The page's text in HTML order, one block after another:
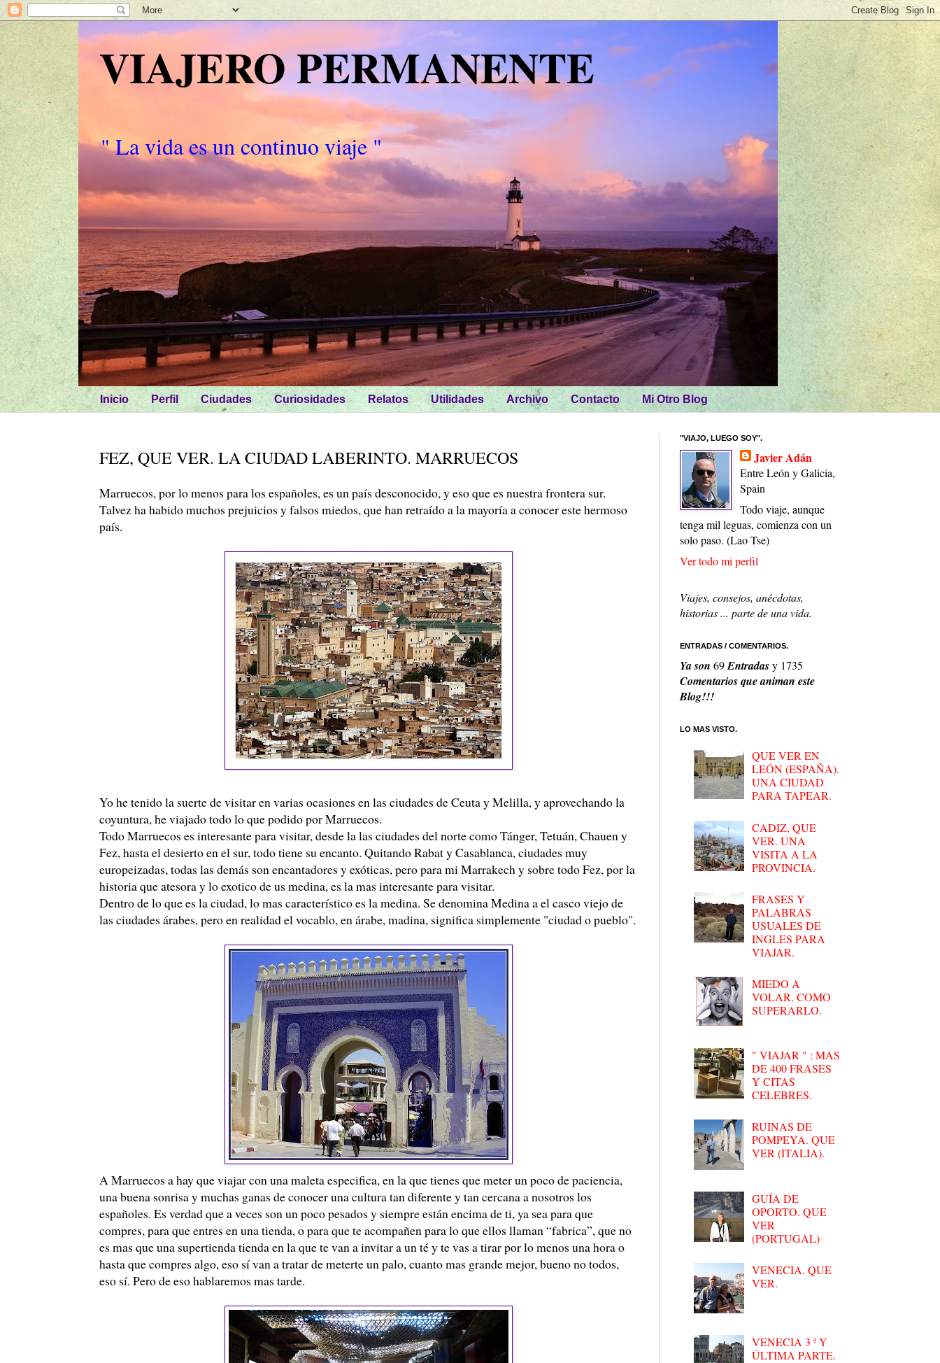
VIAJERO PERMANENTE
" La vida es un continuo viaje "
Inicio Perfil Ciudades Curiosidades Relatos Utilidades Archivo Contacto Mi Otro Blog
FEZ, QUE VER. LA CIUDAD LABERINTO. MARRUECOS
Marruecos, por lo menos para los españoles, es un país desconocido, y eso que es nuestra frontera sur.
Talvez ha habido muchos prejuicios y falsos miedos, que han retraído a la mayoría a conocer este hermoso
país.
Yo he tenido la suerte de visitar en varias ocasiones en las ciudades de Ceuta y Melilla, y aprovechando la
coyuntura, he viajado todo lo que podido por Marruecos.
Todo Marruecos es interesante para visitar, desde la las ciudades del norte como Tánger, Tetuán, Chauen y
Fez, hasta el desierto en el sur, todo tiene su encanto. Quitando Rabat y Casablanca, ciudades muy
europeizadas, todas las demás son encantadores y exóticas, pero para mi Marrakech y sobre todo Fez, por la
historia que atesora y lo exotico de us medina, es la mas interesante para visitar.
Dentro de lo que es la ciudad, lo mas característico es la medina. Se denomina Medina a el casco viejo de
las ciudades árabes, pero en realidad el vocablo, en árabe, madina, significa simplemente "ciudad o pueblo".
A Marruecos a hay que viajar con una maleta especifica, en la que tienes que meter un poco de paciencia,
una buena sonrisa y muchas ganas de conocer una cultura tan diferente y tan cercana a nosotros los
españoles. Es verdad que a veces son un poco pesados y siempre están encima de ti, ya sea para que
compres, para que entres en una tienda, o para que te acompañen para lo que ellos llaman “fabrica”, que no
es mas que una supertienda tienda en la que te van a invitar a un té y te vas a tirar por lo menos una hora o
hasta que compres algo, eso sí van a tratar de meterte un palo, cuanto mas grande mejor, bueno no todos,
eso sí. Pero de eso hablaremos mas tarde.
"VIAJO, LUEGO SOY".
Javier Adán
Entre León y Galicia,
Spain
Todo viaje, aunque
tenga mil leguas, comienza con un
solo paso. (Lao Tse)
Ver todo mi perfil
Viajes, consejos, anécdotas,
historias ... parte de una vida.
ENTRADAS / COMENTARIOS.
Ya son 69Entradasy 1735
Comentarios que animan este
Blog!!!
LO MAS VISTO.
QUE VER EN
LEÓN (ESPAÑA).
UNA CIUDAD
PARA TAPEAR.
CADIZ, QUE
VER. UNA
VISITA A LA
PROVINCIA.
FRASES Y
PALABRAS
USUALES DE
INGLES PARA
VIAJAR.
MIEDO A
VOLAR. COMO
SUPERARLO.
" VIAJAR " : MAS
DE 400 FRASES
Y CITAS
CELEBRES.
RUINAS DE
POMPEYA. QUE
VER (ITALIA).
GUÍA DE
OPORTO. QUE
VER
(PORTUGAL)
VENECIA. QUE
VER.
VENECIA 3 ª Y
ÚLTIMA PARTE.